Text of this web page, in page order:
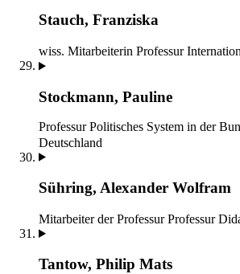
Stauch, Franziska
wiss. Mitarbeiterin Professur
Stockmann, Pauline
Professur Politisches System in der
Deutschland
Sühring, Alexander Wolfram
Mitarbeiter der Professur Professur
Tantow, Philip Mats